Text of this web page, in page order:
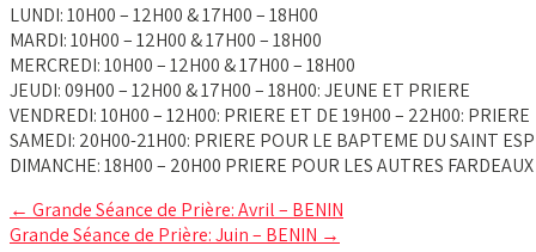
LUNDI: 10H00 – 12H00 & 17H00 – 18H00
MARDI: 10H00 – 12H00 & 17H00 – 18H00
MERCREDI: 10H00 – 12H00 & 17H00 – 18H00
JEUDI: 09H00 – 12H00 & 17H00 – 18H00: JEUNE ET PRIERE
VENDREDI: 10H00 – 12H00: PRIERE ET DE 19H00 – 22H00: PRIERE
SAMEDI: 20H00-21H00: PRIERE POUR LE BAPTEME DU SAINT
DIMANCHE: 18H00 – 20H00 PRIERE POUR LES AUTRES FARDEAUX
Post
← Grande Séance de Prière: Avril – BENIN
Grande Séance de Prière: Juin – BENIN →